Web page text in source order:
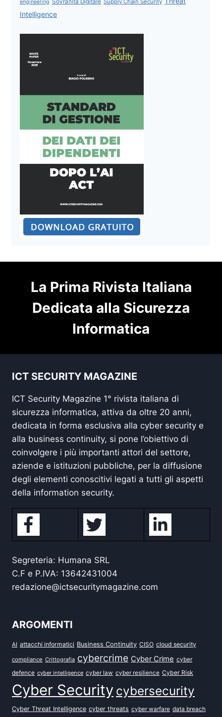
engineering Sovranità Digitale Supply Chain Security
Intelligence
La Prima Rivista Italiana
Dedicata alla Sicurezza
Informatica
ICT SECURITY MAGAZINE
ICT Security Magazine 1° rivista italiana di
sicurezza informatica, attiva da oltre 20 anni,
dedicata in forma esclusiva alla cyber security e
alla business continuity, si pone l’obiettivo di
coinvolgere i più importanti attori del settore,
aziende e istituzioni pubbliche, per la diffusione
degli elementi conoscitivi legati a tutti gli aspetti
della information security.
Segreteria: Humana SRL
C.F e P.IVA: 13642431004
redazione@ictsecuritymagazine.com
ARGOMENTI
AI attacchi informatici Business Continuity CISO cloud security
compliance Crittografia cybercrime Cyber Crime cyber
defence cyber intelligence cyber law cyber resilience Cyber Risk
Cyber Security cybersecurity
Cyber Threat Intelligence cyber threats cyber warfare data breach